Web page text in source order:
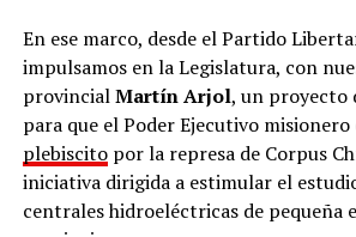
En ese marco, desde el Partido
impulsamos en la Legislatura, con
provincialMartín Arjol, un proyecto
para que el Poder Ejecutivo
plebiscitopor la represa de Corpus
iniciativa dirigida a estimular el
centrales hidroeléctricas de pequeña